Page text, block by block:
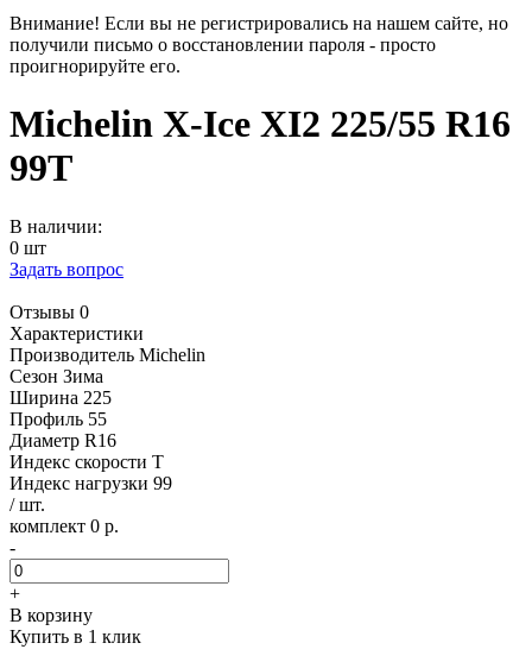
Внимание! Если вы не регистрировались на нашем сайте, но
получили письмо о восстановлении пароля - просто
проигнорируйте его.
Michelin X-Ice XI2 225/55 R16
99T
В наличии:
0 шт
Задать вопрос
Отзывы 0
Характеристики
Производитель Michelin
Сезон Зима
Ширина 225
Профиль 55
Диаметр R16
Индекс скорости T
Индекс нагрузки 99
/ шт.
комплект 0 р.
-
+
В корзину
Купить в 1 клик